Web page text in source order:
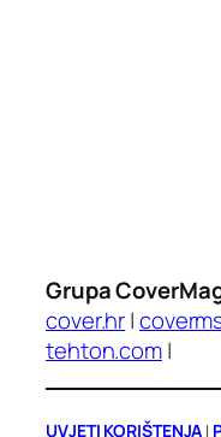
Grupa
cover.hr|
tehton.com|
UVJETI KORIŠTENJA |